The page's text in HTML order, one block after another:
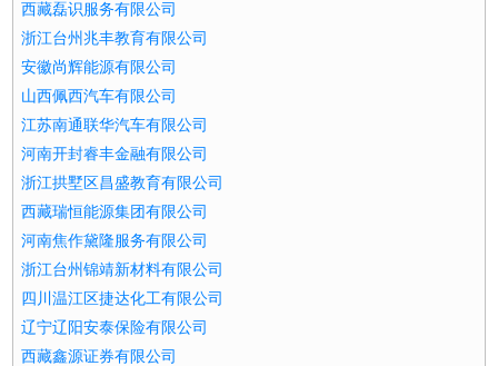
西藏磊识服务有限公司
浙江台州兆丰教育有限公司
安徽尚辉能源有限公司
山西佩西汽车有限公司
江苏南通联华汽车有限公司
河南开封睿丰金融有限公司
浙江拱墅区昌盛教育有限公司
西藏瑞恒能源集团有限公司
河南焦作黛隆服务有限公司
浙江台州锦靖新材料有限公司
四川温江区捷达化工有限公司
辽宁辽阳安泰保险有限公司
西藏鑫源证券有限公司